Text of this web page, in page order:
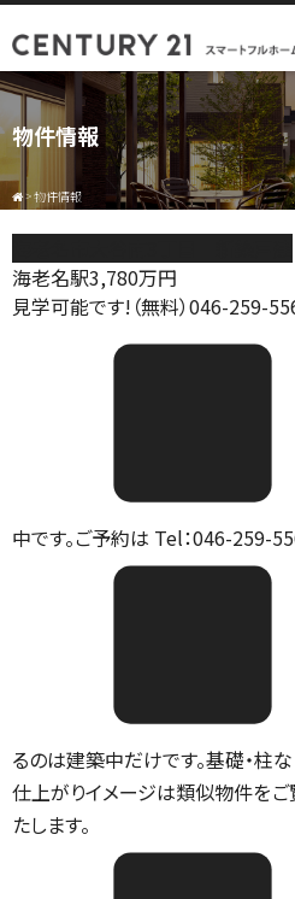
物件情報
>物件情報
海老名駅3,780万円
見学可能です!（無料）046-259-
中です。ご予約は Tel：046-259-
るのは建築中だけです。基礎・柱
仕上がりイメージは類似物件を
たします。